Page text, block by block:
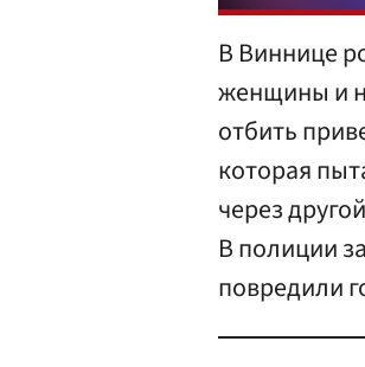
В Виннице
женщины и
отбить
которая
через
В полиции
повредили